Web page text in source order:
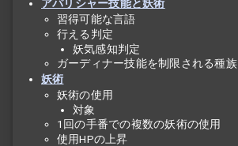
アパリシャー技能と妖術
習得可能な言語
行える判定
妖気感知判定
ガーディナー技能を制限される種族
妖術
妖術の使用
対象
1回の手番での複数の妖術の使用
使用HPの上昇